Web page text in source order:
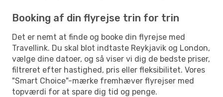
Booking af din flyrejse trin for trin
Det er nemt at finde og booke din flyrejse med
Travellink. Du skal blot indtaste Reykjavik og London,
vælge dine datoer, og så viser vi dig de bedste priser,
filtreret efter hastighed, pris eller fleksibilitet. Vores
"Smart Choice"-mærke fremhæver flyrejser med
topværdi for at spare dig tid og penge.